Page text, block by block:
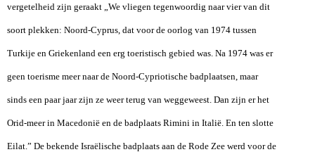
vergetelheid zijn geraakt „We vliegen tegenwoordig naar vier van dit
soort plekken: Noord-Cyprus, dat voor de oorlog van 1974 tussen
Turkije en Griekenland een erg toeristisch gebied was. Na 1974 was er
geen toerisme meer naar de Noord-Cypriotische badplaatsen, maar
sinds een paar jaar zijn ze weer terug van weggeweest. Dan zijn er het
Orid-meer in Macedonië en de badplaats Rimini in Italië. En ten slotte
Eilat.” De bekende Israëlische badplaats aan de Rode Zee werd voor de